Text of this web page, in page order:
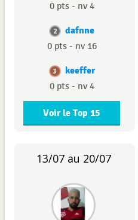
0 pts - nv 4
2 dafnne
0 pts - nv 16
3 keeffer
0 pts - nv 4
Voir le Top 15
13/07 au 20/07